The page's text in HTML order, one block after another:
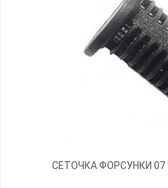
СЕТОЧКА ФОРСУНКИ 07